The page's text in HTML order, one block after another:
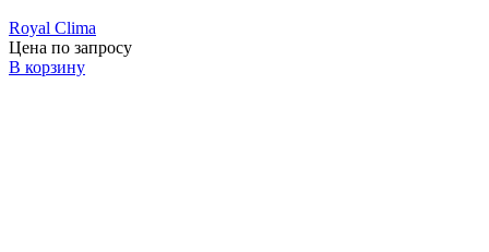
Royal Clima
Цена по запросу
В корзину